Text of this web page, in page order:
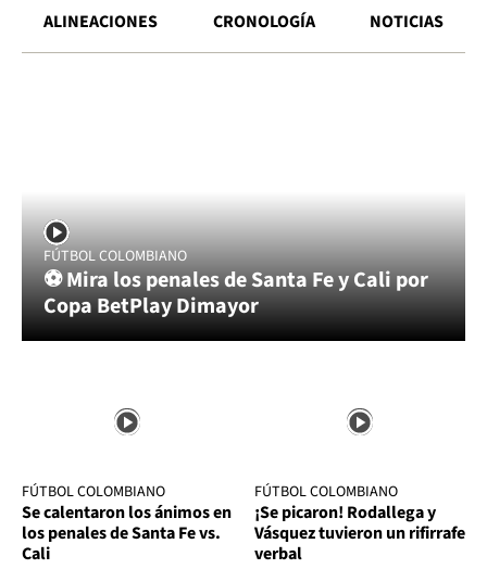
ALINEACIONES CRONOLOGÍA NOTICIAS
FÚTBOL COLOMBIANO
⚽ Mira los penales de Santa Fe y Cali por
Copa BetPlay Dimayor
FÚTBOL COLOMBIANO
Se calentaron los ánimos en
los penales de Santa Fe vs.
Cali
FÚTBOL COLOMBIANO
¡Se picaron! Rodallega y
Vásquez tuvieron un rifirrafe
verbal